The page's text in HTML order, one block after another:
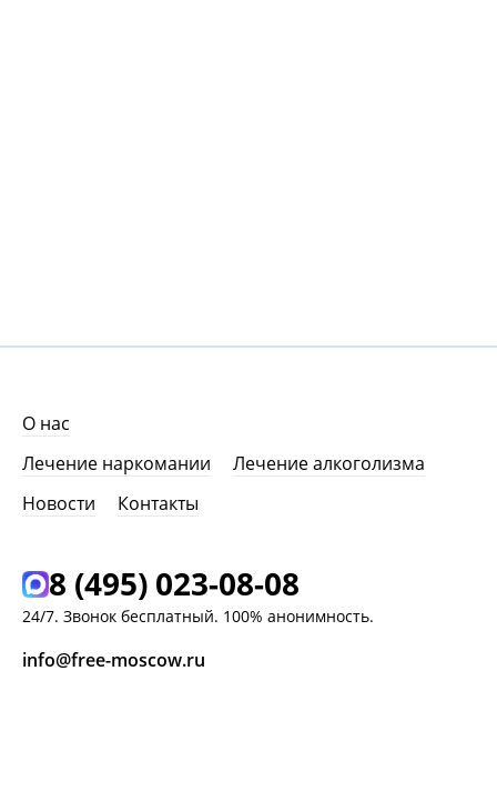
О нас
Лечение наркомании
Лечение алкоголизма
Новости
Контакты
8 (495) 023-08-08
24/7. Звонок бесплатный. 100% анонимность.
info@free-moscow.ru